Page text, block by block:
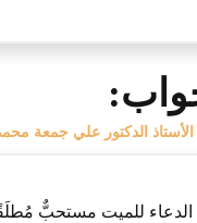
الدكتور علي جمعة
الدعاء للميت مستحبٌّ